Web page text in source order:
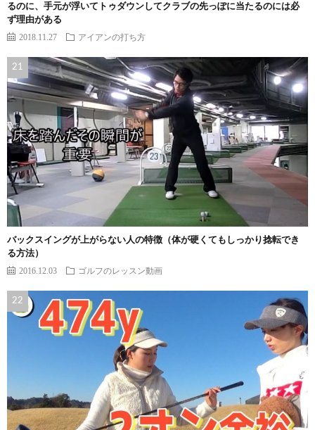
るのに、手元が浮いてトゥダウンしてクラブの先っぽに当たるのには必
ず理由がある
2018.11.27 アイアンの打ち方
バックスイングが上がらない人の特徴（体が硬くてもしっかり捻転でき
る方法）
2016.12.03 ゴルフのレッスン動画